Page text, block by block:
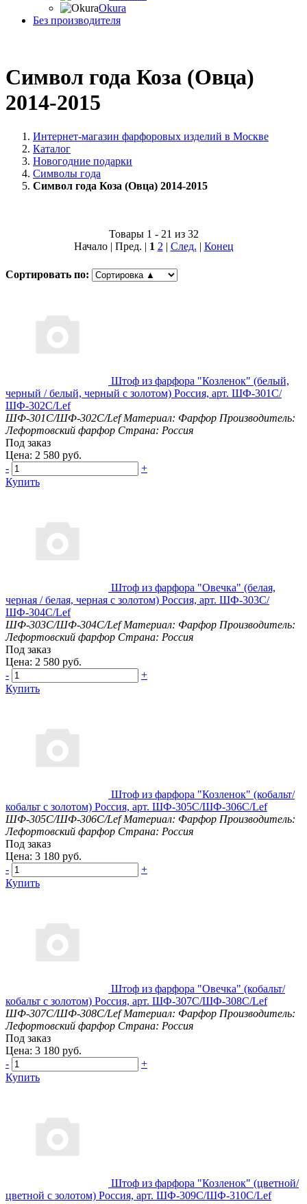
Okura
Без производителя
Символ года Коза (Овца)
2014-2015
Интернет-магазин фарфоровых изделий в Москве
Каталог
Новогодние подарки
Символы года
Символ года Коза (Овца) 2014-2015
Товары 1 - 21 из 32
Начало | Пред. | 1 2 | След. | Конец
Сортировать по:
Штоф из фарфора "Козленок" (белый,
черный / белый, черный с золотом) Россия, арт. ШФ-301С/
ШФ-302С/Lef
ШФ-301С/ШФ-302С/Lef Материал: Фарфор Производитель:
Лефортовский фарфор Страна: Россия
Под заказ
Цена: 2 580 руб.
-
+
Купить
Штоф из фарфора "Овечка" (белая,
черная / белая, черная с золотом) Россия, арт. ШФ-303С/
ШФ-304С/Lef
ШФ-303С/ШФ-304С/Lef Материал: Фарфор Производитель:
Лефортовский фарфор Страна: Россия
Под заказ
Цена: 2 580 руб.
-
+
Купить
Штоф из фарфора "Козленок" (кобальт/
кобальт с золотом) Россия, арт. ШФ-305С/ШФ-306С/Lef
ШФ-305С/ШФ-306С/Lef Материал: Фарфор Производитель:
Лефортовский фарфор Страна: Россия
Под заказ
Цена: 3 180 руб.
-
+
Купить
Штоф из фарфора "Овечка" (кобальт/
кобальт с золотом) Россия, арт. ШФ-307С/ШФ-308С/Lef
ШФ-307С/ШФ-308С/Lef Материал: Фарфор Производитель:
Лефортовский фарфор Страна: Россия
Под заказ
Цена: 3 180 руб.
-
+
Купить
Штоф из фарфора "Козленок" (цветной/
цветной с золотом) Россия, арт. ШФ-309С/ШФ-310С/Lef